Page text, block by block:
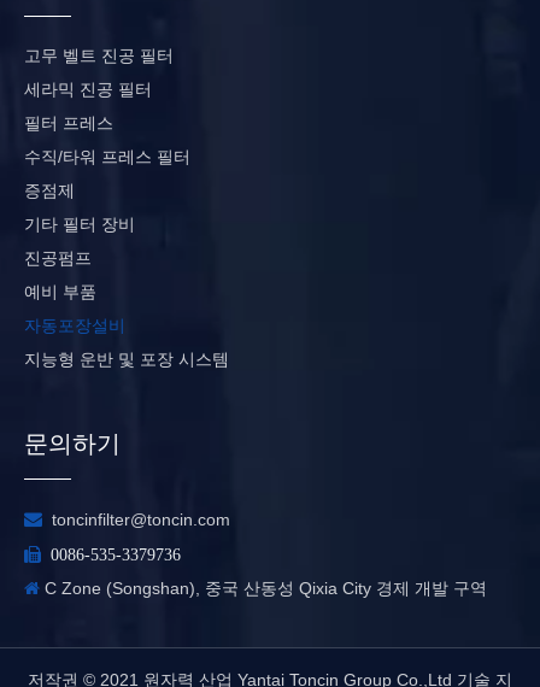
고무 벨트 진공 필터
세라믹 진공 필터
필터 프레스
수직/타워 프레스 필터
증점제
기타 필터 장비
진공펌프
예비 부품
자동포장설비
지능형 운반 및 포장 시스템
문의하기
 toncinfilter@toncin.com
 0086-535-3379736
 C Zone (Songshan), 중국 산동성 Qixia City 경제 개발 구역
저작권 © 2021 원자력 산업 Yantai Toncin Group Co.,Ltd​ 기술 지